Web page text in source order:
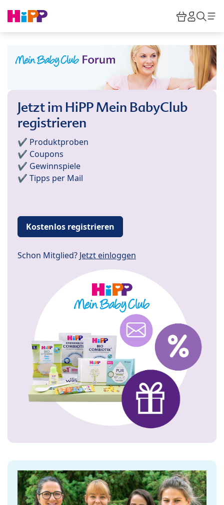
HiPP
Jetzt im HiPP Mein BabyClub
registrieren
✔️ Produktproben
✔️ Coupons
✔️ Gewinnspiele
✔️ Tipps per Mail
Kostenlos registrieren
Schon Mitglied? Jetzt einloggen